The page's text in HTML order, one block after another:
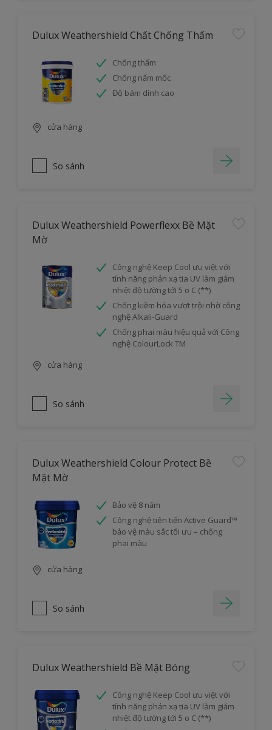
Dulux Weathershield Chất Chống Thấm
Chống thấm
Chống nấm mốc
Độ bám dính cao
cửa hàng
So sánh
Dulux Weathershield Powerflexx Bề Mặt
Mờ
Công nghệ Keep Cool ưu việt với
tính năng phản xạ tia UV làm giảm
nhiệt độ tường tới 5 o C (**)
Chống kiềm hóa vượt trội nhờ công
nghệ Alkali-Guard
Chống phai màu hiệu quả với Công
nghệ ColourLock TM
cửa hàng
So sánh
Dulux Weathershield Colour Protect Bề
Mặt Mờ
Bảo vệ 8 năm
Công nghệ tiên tiến Active Guard™
bảo vệ màu sắc tối ưu – chống
phai màu
cửa hàng
So sánh
Dulux Weathershield Bề Mặt Bóng
Công nghệ Keep Cool ưu việt với
tính năng phản xạ tia UV làm giảm
nhiệt độ tường tới 5 o C (**)